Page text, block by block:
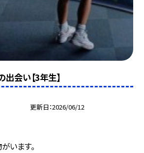
会い【3年生】
更新日 2026/06/12
います。